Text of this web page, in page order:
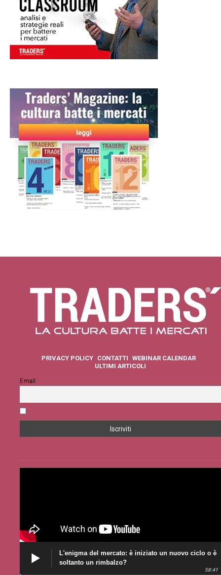
PRIVACY POLICY CONTATTI WEBINAR CALENDAR
ULTIMI ARTICOLI
Email
L'enigma del mercato: è iniziato un nuovo ciclo o è
soltanto un rimbalzo?
58:41